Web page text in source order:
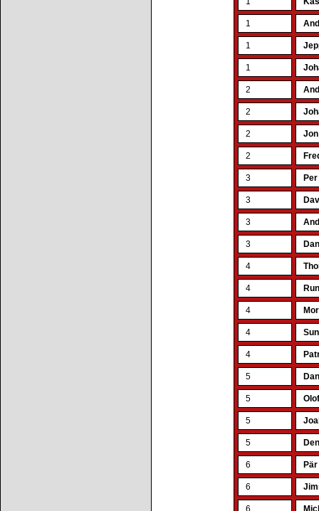
1
1
1
2
2
2
2
3
3
3
3
4
4
4
4
4
5
5
5
5
6
6